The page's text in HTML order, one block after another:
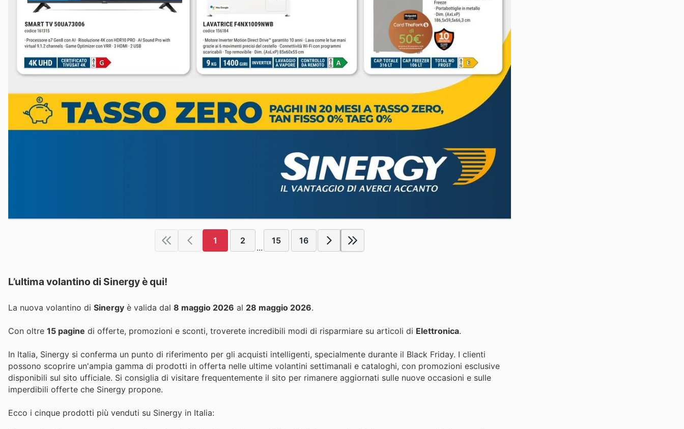
1 2
...
15 16
L’ultima volantino di Sinergy è qui!
La nuova volantino di Sinergy è valida dal 8 maggio 2026 al 28 maggio 2026.
Con oltre 15 pagine di offerte, promozioni e sconti, troverete incredibili modi di risparmiare su articoli di Elettronica.
In Italia, Sinergy si conferma un punto di riferimento per gli acquisti intelligenti, specialmente durante il Black Friday. I clienti
possono scoprire un'ampia gamma di prodotti in offerta nelle ultime volantini settimanali e cataloghi, con promozioni esclusive
disponibili sul sito ufficiale. Si consiglia di visitare frequentemente il sito per rimanere aggiornati sulle nuove occasioni e sulle
imperdibili offerte che Sinergy propone.
Ecco i cinque prodotti più venduti su Sinergy in Italia: